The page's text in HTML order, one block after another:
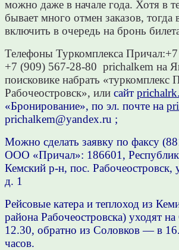
можно даже в начале года. Хотя в
бывает много отмен заказов, тогда
включить в очередь на бронь
Телефоны Туркомплекса Причал:
+7 (909) 567-28-80 prichalkem на
поисковике набрать «туркомплекс
Рабочеостровск», или сайт
«Бронирование», по эл. почте на
prichalkem@yandex.ru ;
Можно сделать заявку по факсу
ООО «Причал»: 186601,
Кемский р-н, пос. Рабочеостровск,
д. 1
Рейсовые катера и теплоход из
района Рабочеостровска) уходят
12.30, обратно из Соловков — в
часов.